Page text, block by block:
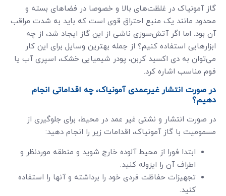
گاز آمونیاک در غلظت‌های بالا و خصوصا در فضاهای بسته و
محدود مانند یک منبع احتراق قوی است که باید به شدت مراقب
آن بود. اما اگر آتش‌سوزی ناشی از این گاز ایجاد شد، از چه
ابزارهایی استفاده کنیم؟ از جمله بهترین وسایل برای این کار
می‌توان به دی اکسید کربن، پودر شیمیایی خشک، اسپری آب یا
فوم مناسب اشاره کرد.
در صورت انتشار غیرعمدی آمونیاک، چه اقداماتی انجام
دهیم؟
در صورت انتشار و نشتی غیر عمد در محیط، برای جلوگیری از
مسمومیت با گاز آمونیاک، اقدامات زیر را انجام دهید:
ابتدا فورا از محیط آلوده خارج شوید و منطقه موردنظر و
اطراف آن را ایزوله کنید.
تجهیزات حفاظت فردی خود را برداشته و آنها را استفاده
کنید.